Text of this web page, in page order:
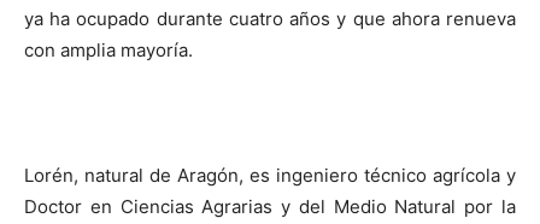
ya ha ocupado durante cuatro años y que ahora renueva
con amplia mayoría.
Lorén, natural de Aragón, es ingeniero técnico agrícola y
Doctor en Ciencias Agrarias y del Medio Natural por la